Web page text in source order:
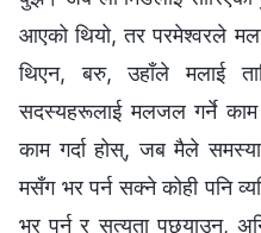
आएको थियो, तर परमेश्‍वरले
थिएन, बरु, उहाँले मलाई
सदस्यहरूलाई मलजल गर्ने काम
काम गर्दा होस्, जब मैले
मसँग भर पर्न सक्ने कोही पनि
भर पर्न र सत्यता पछ्याउन,